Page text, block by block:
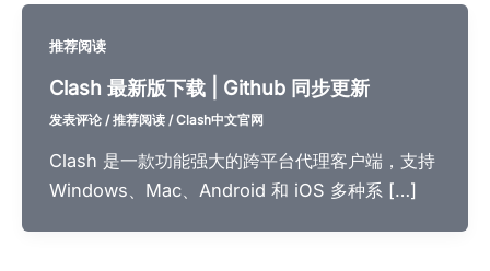
推荐阅读
Clash 最新版下载 | Github 同步更新
发表评论 /推荐阅读/Clash中文官网
Clash 是一款功能强大的跨平台代理客户端，支持
Windows、Mac、Android 和 iOS 多种系 […]